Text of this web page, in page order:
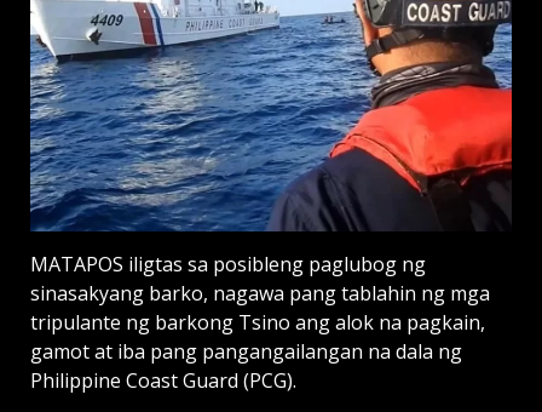
MATAPOS iligtas sa posibleng paglubog ng
sinasakyang barko, nagawa pang tablahin ng mga
tripulante ng barkong Tsino ang alok na pagkain,
gamot at iba pang pangangailangan na dala ng
Philippine Coast Guard (PCG).